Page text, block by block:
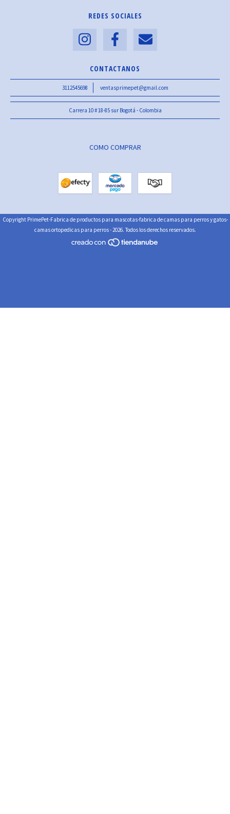
REDES SOCIALES
CONTACTANOS
3112545698 ventasprimepet@gmail.com
Carrera 10 # 18-85 sur Bogotá - Colombia
COMO COMPRAR
Copyright PrimePet-Fabrica de productos para mascotas-fabrica de camas para perros y gatos-
camas ortopedicas para perros - 2026. Todos los derechos reservados.